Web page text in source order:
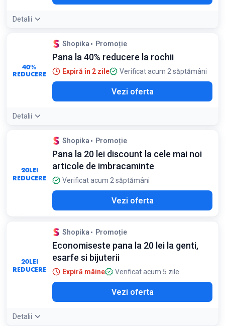
Detalii
40%
REDUCERE
Shopika Promoție
Pana la 40% reducere la rochii
Expiră în 2 zile Verificat acum 2 săptămâni
Vezi oferta
Detalii
20LEI
REDUCERE
Shopika Promoție
Pana la 20 lei discount la cele mai noi
articole de imbracaminte
Verificat acum 2 săptămâni
Vezi oferta
20LEI
REDUCERE
Shopika Promoție
Economiseste pana la 20 lei la genti,
esarfe si bijuterii
Expiră mâine Verificat acum 5 zile
Vezi oferta
Detalii